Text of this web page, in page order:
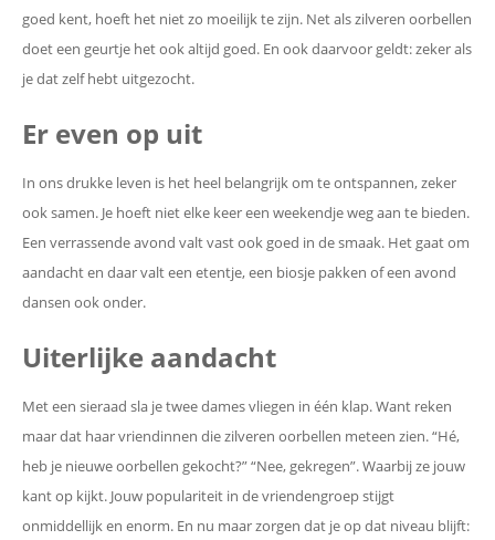
goed kent, hoeft het niet zo moeilijk te zijn. Net als zilveren oorbellen
doet een geurtje het ook altijd goed. En ook daarvoor geldt: zeker als
je dat zelf hebt uitgezocht.
Er even op uit
In ons drukke leven is het heel belangrijk om te ontspannen, zeker
ook samen. Je hoeft niet elke keer een weekendje weg aan te bieden.
Een verrassende avond valt vast ook goed in de smaak. Het gaat om
aandacht en daar valt een etentje, een biosje pakken of een avond
dansen ook onder.
Uiterlijke aandacht
Met een sieraad sla je twee dames vliegen in één klap. Want reken
maar dat haar vriendinnen die zilveren oorbellen meteen zien. “Hé,
heb je nieuwe oorbellen gekocht?” “Nee, gekregen”. Waarbij ze jouw
kant op kijkt. Jouw populariteit in de vriendengroep stijgt
onmiddellijk en enorm. En nu maar zorgen dat je op dat niveau blijft: